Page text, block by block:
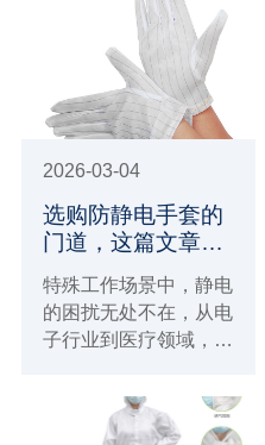
2026-03-04
选购防静电手套的
门道，这篇文章讲
透了
特殊工作场景中，静电
的困扰无处不在，从电
子行业到医疗领域，影
套能有效防护，市场上
产品众多，该如何挑